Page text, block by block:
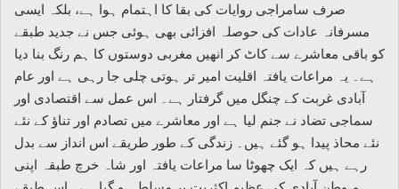
صرف سامراجی روایات کی بقا کا اہتمام ہوا ہے، بلکہ ایسی
مسرفانہ عادات کی حوصلہ افزائی بھی ہوئی جس نے جدید طبقے
کو باقی معاشرے سے کاٹ کر انھیں مغربی دوستوں کا ہم رنگ بنا دیا
ہے۔ یہ مراعات یافتہ اقلیت امیر تر ہوتی چلی جا رہی ہے اور عام
آبادی غربت کے چنگل میں گرفتار ہے۔ اس عمل سے اقتصادی اور
سماجی تضاد نے جنم لیا ہے اور معاشرے میں تصادم اور تناؤ کے نئے
نئے محاذ پیدا ہو گئے ہیں۔ زندگی کے طور طریقے اس انداز سے بدل
رہے ہیں کہ ایک چھوٹا سا مراعات یافتہ اور شاہ خرچ طبقہ اپنی